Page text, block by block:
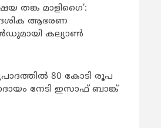
തങ്ക മാളിഗൈ’:
ആഭരണ
കല്യാണ്‍
80 കോടി രൂപ
നേടി ഇസാഫ് ബാങ്ക്